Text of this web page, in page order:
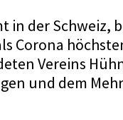
der Schweiz,
Corona
Vereins
und dem